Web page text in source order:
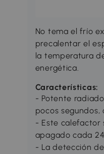
No tema el frío
precalentar el
la temperatura
energética.
Características:
- Potente
pocos segundos,
- Este calefactor
apagado cada
- La detección